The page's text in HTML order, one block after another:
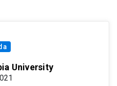
University